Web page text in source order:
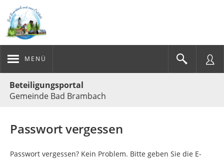
MENÜ
Beteiligungsportal
Gemeinde Bad Brambach
Passwort vergessen
Passwort vergessen? Kein Problem. Bitte geben Sie die E-